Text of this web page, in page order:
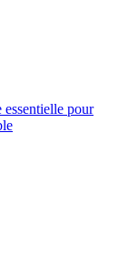
essentielle pour